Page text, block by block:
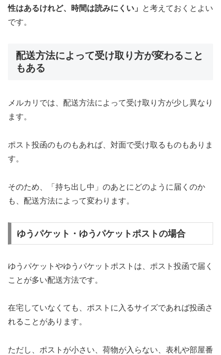
性はあるけれど、時間は読みにくい」
と考えておくとよい
です。
配送方法によって受け取り方が変わること
もある
メルカリでは、配送方法によって受け取り方が少し異なり
ます。
ポスト投函のものもあれば、対面で受け取るものもありま
す。
そのため、「持ち出し中」のあとにどのように届くのか
も、配送方法によって変わります。
ゆうパケット・ゆうパケットポストの場合
ゆうパケットやゆうパケットポストは、ポスト投函で届く
ことが多い配送方法です。
在宅していなくても、ポストに入るサイズであれば投函さ
れることがあります。
ただし、ポストが小さい、荷物が入らない、表札や部屋番